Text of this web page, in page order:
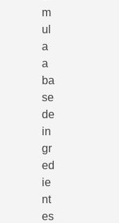
m
ul
a
a
ba
se
de
in
gr
ed
ie
nt
es